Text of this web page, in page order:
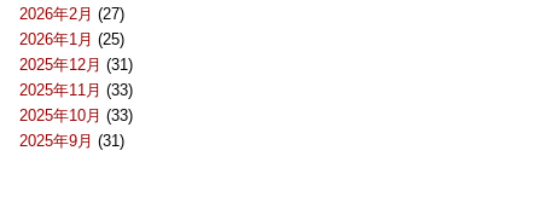
2026年2月 (27)
2026年1月 (25)
2025年12月 (31)
2025年11月 (33)
2025年10月 (33)
2025年9月 (31)